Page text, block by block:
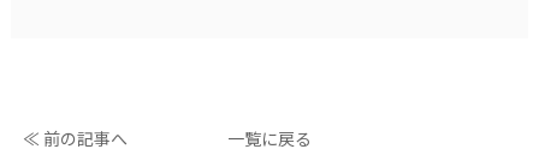
≪ 前の記事へ 一覧に戻る